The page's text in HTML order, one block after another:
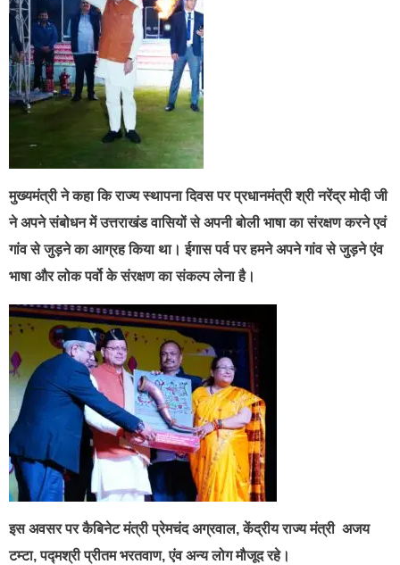
मुख्यमंत्री ने कहा कि राज्य स्थापना दिवस पर प्रधानमंत्री श्री नरेंद्र मोदी जी
ने अपने संबोधन में उत्तराखंड वासियों से अपनी बोली भाषा का संरक्षण करने एवं
गांव से जुड़ने का आग्रह किया था। ईगास पर्व पर हमने अपने गांव से जुड़ने एंव
भाषा और लोक पर्वो के संरक्षण का संकल्प लेना है।
इस अवसर पर कैबिनेट मंत्री प्रेमचंद अग्रवाल, केंद्रीय राज्य मंत्री अजय
टम्टा, पद्मश्री प्रीतम भरतवाण, एंव अन्य लोग मौजूद रहे।